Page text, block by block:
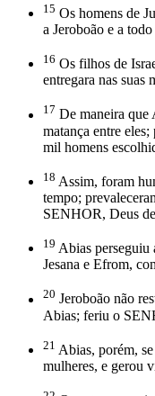
15 Os homens de
a Jeroboão e a
16 Os filhos de
entregara nas suas
17 De maneira que
matança entre
mil homens
18 Assim, foram
tempo;
SENHOR, Deus
19 Abias perseguiu
Jesana e Efrom,
20 Jeroboão não
Abias; feriu o
21 Abias, porém,
mulheres, e gerou